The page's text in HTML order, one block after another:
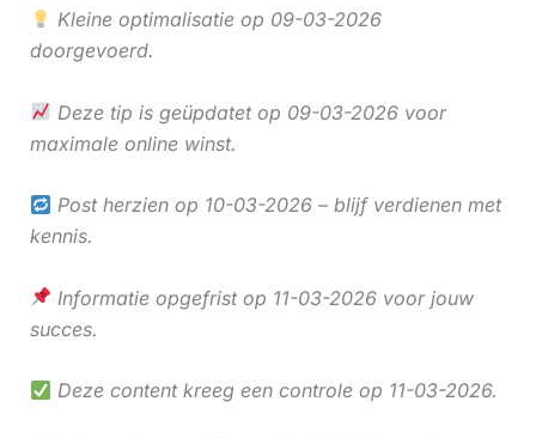
Kleine optimalisatie op 09-03-2026
doorgevoerd.
Deze tip is geüpdatet op 09-03-2026 voor
maximale online winst.
Post herzien op 10-03-2026 – blijf verdienen met
kennis.
Informatie opgefrist op 11-03-2026 voor jouw
succes.
Deze content kreeg een controle op 11-03-2026.